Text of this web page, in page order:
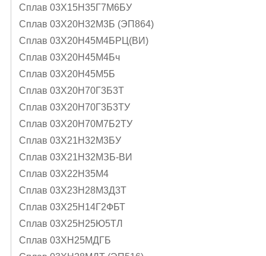
Сплав 03Х15Н35Г7М6БУ
Сплав 03Х20Н32М3Б (ЭП864)
Сплав 03Х20Н45М4БРЦ(ВИ)
Сплав 03Х20Н45М4Бч
Сплав 03Х20Н45М5Б
Сплав 03Х20Н70Г3Б3Т
Сплав 03Х20Н70Г3Б3ТУ
Сплав 03Х20Н70М7Б2ТУ
Сплав 03Х21Н32М3БУ
Сплав 03Х21Н32МЗБ-ВИ
Сплав 03Х22Н35М4
Сплав 03Х23Н28М3Д3Т
Сплав 03Х25Н14Г2ФБТ
Сплав 03Х25Н25Ю5ТЛ
Сплав 03ХН25МДГБ